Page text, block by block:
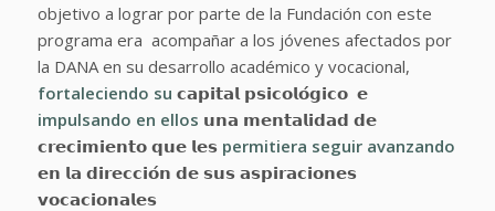
objetivo a lograr por parte de la Fundación con este
programa era acompañar a los jóvenes afectados por
la DANA en su desarrollo académico y vocacional,
fortaleciendo su 𝗰𝗮𝗽𝗶𝘁𝗮𝗹 𝗽𝘀𝗶𝗰𝗼𝗹𝗼́𝗴𝗶𝗰𝗼 𝗲
impulsando en ellos 𝘂𝗻𝗮 𝗺𝗲𝗻𝘁𝗮𝗹𝗶𝗱𝗮𝗱 𝗱𝗲
𝗰𝗿𝗲𝗰𝗶𝗺𝗶𝗲𝗻𝘁𝗼 𝗾𝘂𝗲 𝗹𝗲𝘀 permitiera seguir avanzando
𝗲𝗻 𝗹𝗮 𝗱𝗶𝗿𝗲𝗰𝗰𝗶𝗼́𝗻 𝗱𝗲 𝘀𝘂𝘀 𝗮𝘀𝗽𝗶𝗿𝗮𝗰𝗶𝗼𝗻𝗲𝘀
𝘃𝗼𝗰𝗮𝗰𝗶𝗼𝗻𝗮𝗹𝗲𝘀